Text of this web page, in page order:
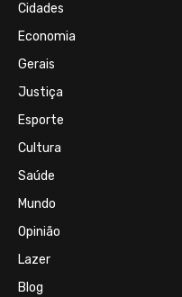
Cidades
Economia
Gerais
Justiça
Esporte
Cultura
Saúde
Mundo
Opinião
Lazer
Blog